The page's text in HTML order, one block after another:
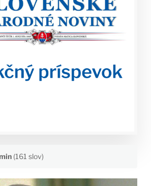
(161 slov)